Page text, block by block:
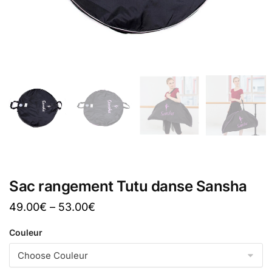
Sac rangement Tutu danse Sansha
49.00€ – 53.00€
Couleur